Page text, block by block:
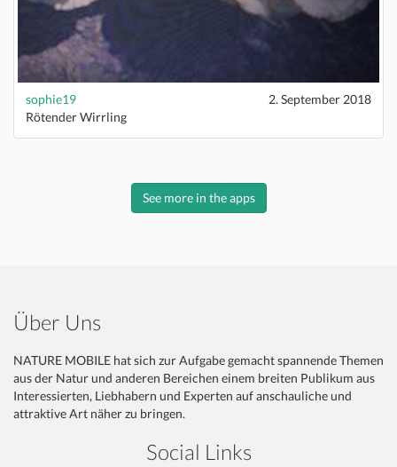
sophie19
2. September 2018
Rötender Wirrling
See more in the apps
Über Uns
NATURE MOBILE hat sich zur Aufgabe gemacht spannende Themen
aus der Natur und anderen Bereichen einem breiten Publikum aus
Interessierten, Liebhabern und Experten auf anschauliche und
attraktive Art näher zu bringen.
Social Links